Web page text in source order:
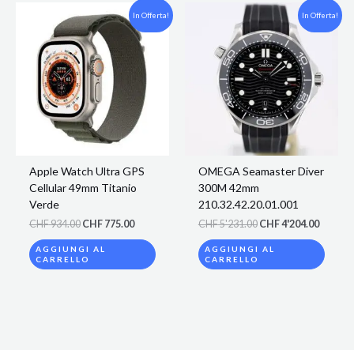
In Offerta!
Apple Watch Ultra GPS
Cellular 49mm Titanio
Verde
CHF934.00
prezzo
originale
era:
CHF 934.00.
CHF775.00
Il
prezzo
attuale
è:
CHF 775.00.
AGGIUNGI AL
CARRELLO
In Offerta!
OMEGA Seamaster Diver
300M 42mm
210.32.42.20.01.001
CHF5'231.00
Il
prezzo
originale
era:
CHF 5'231.00.
CHF4'204.00
prezzo
attuale
AGGIUNGI AL
CARRELLO